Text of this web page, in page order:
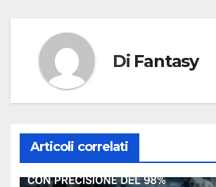
Di Fantasy
Articoli correlati